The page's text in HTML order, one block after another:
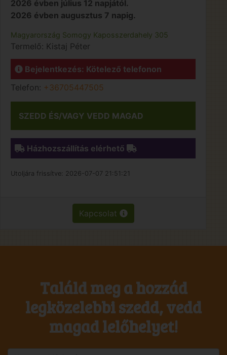
2026 évben július 12 napjától.
2026 évben augusztus 7 napig.
Magyarország Somogy Kaposszerdahely 305
Termelő: Kistaj Péter
Bejelentkezés: Kötelező telefonon
Telefon: +36705447505
SZEDD ÉS/VAGY VEDD MAGAD
Házhozszállítás elérhető
Utoljára frissítve: 2026-07-07 21:51:21
Kapcsolat
Találd meg a hozzád
legközelebbi szedd, vedd
magad lelőhelyet!